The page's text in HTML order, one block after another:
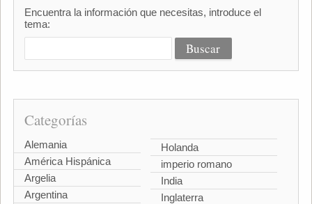
Encuentra la información que necesitas, introduce el
tema:
Categorías
Alemania
América Hispánica
Argelia
Argentina
Holanda
imperio romano
India
Inglaterra